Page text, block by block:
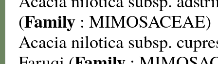
(Family : MIMOSACEAE)
Acacia nilotica subsp.